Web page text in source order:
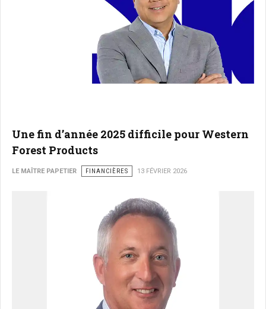
Une fin d’année 2025 difficile pour Western
Forest Products
LE MAÎTRE PAPETIER FINANCIÈRES 13 FÉVRIER 2026